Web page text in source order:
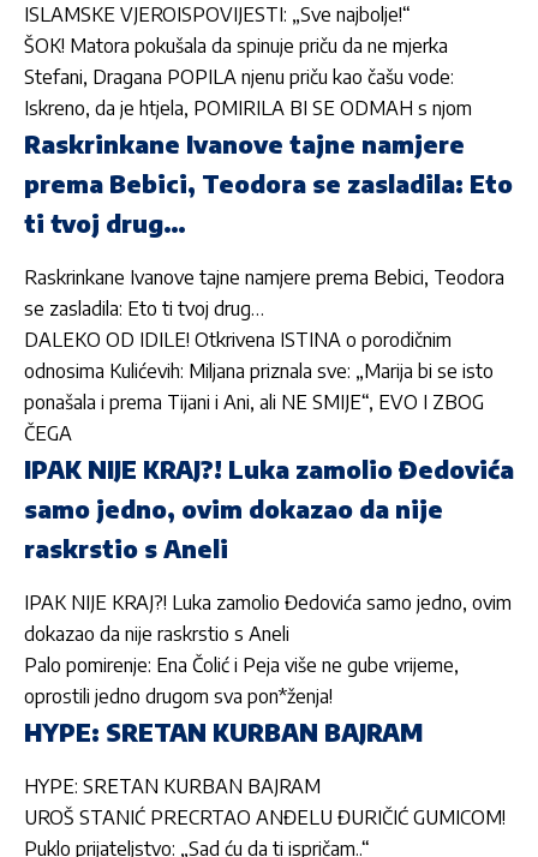
ISLAMSKE VJEROISPOVIJESTI: „Sve najbolje!“
ŠOK! Matora pokušala da spinuje priču da ne mjerka
Stefani, Dragana POPILA njenu priču kao čašu vode:
Iskreno, da je htjela, POMIRILA BI SE ODMAH s njom
Raskrinkane Ivanove tajne namjere
prema Bebici, Teodora se zasladila: Eto
ti tvoj drug…
Raskrinkane Ivanove tajne namjere prema Bebici, Teodora
se zasladila: Eto ti tvoj drug…
DALEKO OD IDILE! Otkrivena ISTINA o porodičnim
odnosima Kulićevih: Miljana priznala sve: „Marija bi se isto
ponašala i prema Tijani i Ani, ali NE SMIJE“, EVO I ZBOG
ČEGA
IPAK NIJE KRAJ?! Luka zamolio Đedovića
samo jedno, ovim dokazao da nije
raskrstio s Aneli
IPAK NIJE KRAJ?! Luka zamolio Đedovića samo jedno, ovim
dokazao da nije raskrstio s Aneli
Palo pomirenje: Ena Čolić i Peja više ne gube vrijeme,
oprostili jedno drugom sva pon*ženja!
HYPE: SRETAN KURBAN BAJRAM
HYPE: SRETAN KURBAN BAJRAM
UROŠ STANIĆ PRECRTAO ANĐELU ĐURIČIĆ GUMICOM!
Puklo prijateljstvo: „Sad ću da ti ispričam..“